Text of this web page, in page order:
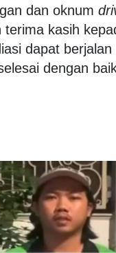
dan oknum
terima kasih
dapat berjalan
dengan